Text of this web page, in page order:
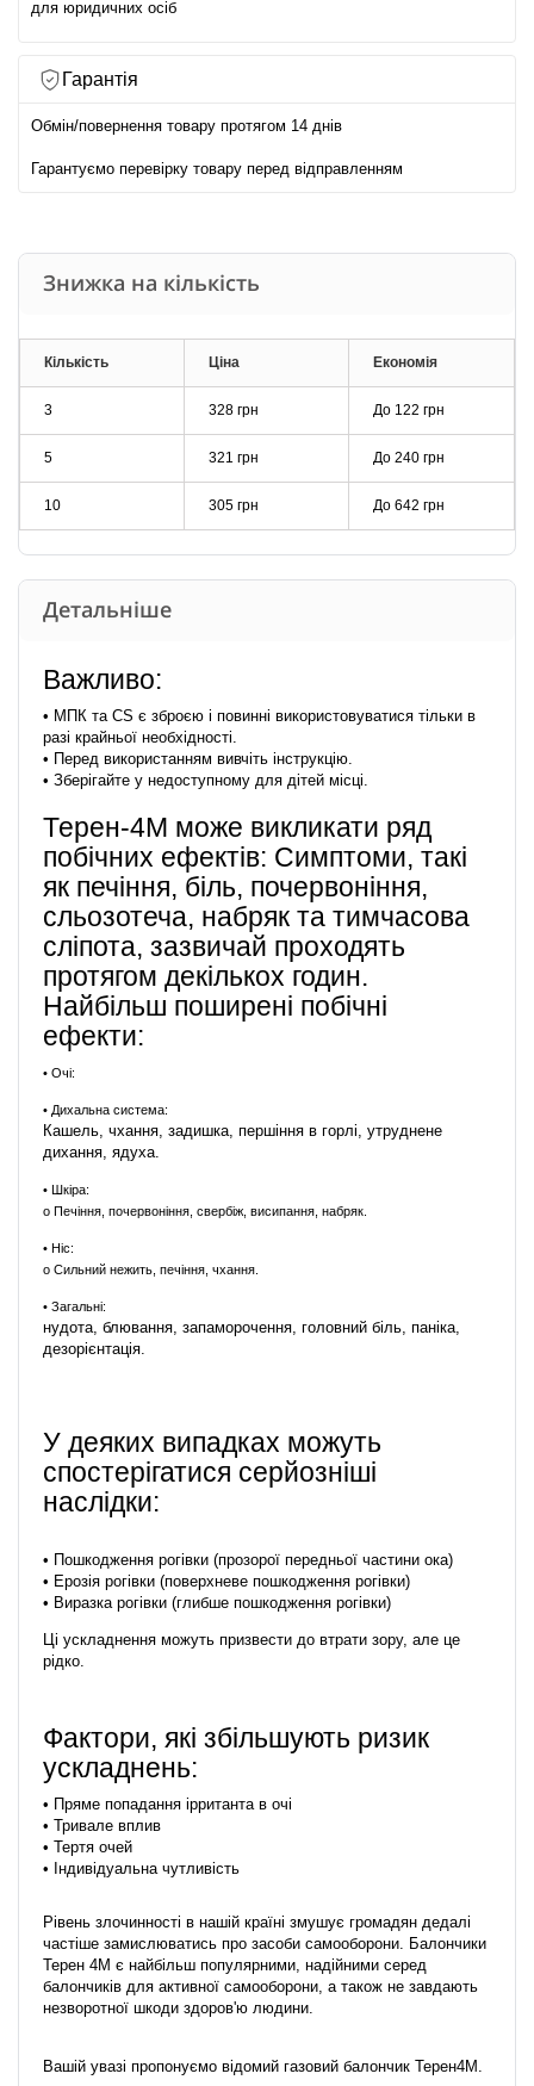
для юридичних осіб
Гарантія
Обмін/повернення товару протягом 14 днів
Гарантуємо перевірку товару перед відправленням
Знижка на кількість
Кількість Ціна Економія
3 328 грн До 122 грн
5 321 грн До 240 грн
10 305 грн До 642 грн
Детальніше
Важливо:
• МПК та CS є зброєю і повинні використовуватися тільки в
разі крайньої необхідності.
• Перед використанням вивчіть інструкцію.
• Зберігайте у недоступному для дітей місці.
Терен-4М може викликати ряд
побічних ефектів: Симптоми, такі
як печіння, біль, почервоніння,
сльозотеча, набряк та тимчасова
сліпота, зазвичай проходять
протягом декількох годин.
Найбільш поширені побічні
ефекти:
• Очі:
• Дихальна система:
Кашель, чхання, задишка, першіння в горлі, утруднене
дихання, ядуха.
• Шкіра:
o Печіння, почервоніння, свербіж, висипання, набряк.
• Ніс:
o Сильний нежить, печіння, чхання.
• Загальні:
нудота, блювання, запаморочення, головний біль, паніка,
дезорієнтація.
У деяких випадках можуть
спостерігатися серйозніші
наслідки:
• Пошкодження рогівки (прозорої передньої частини ока)
• Ерозія рогівки (поверхневе пошкодження рогівки)
• Виразка рогівки (глибше пошкодження рогівки)
Ці ускладнення можуть призвести до втрати зору, але це
рідко.
Фактори, які збільшують ризик
ускладнень:
• Пряме попадання ірританта в очі
• Тривале вплив
• Тертя очей
• Індивідуальна чутливість
Рівень злочинності в нашій країні змушує громадян дедалі
частіше замислюватись про засоби самооборони. Балончики
Терен 4М є найбільш популярними, надійними серед
балончиків для активної самооборони, а також не завдають
незворотної шкоди здоров'ю людини.
Вашій увазі пропонуємо відомий газовий балончик Терен4М.